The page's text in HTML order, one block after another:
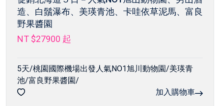
造、白鬚瀑布、美瑛青池、卡哇依草泥馬、富良
野果醬園
NT $27900 起
5天/桃園國際機場出發人氣NO1旭川動物園/美瑛青
池/富良野果醬園/
加入購物車